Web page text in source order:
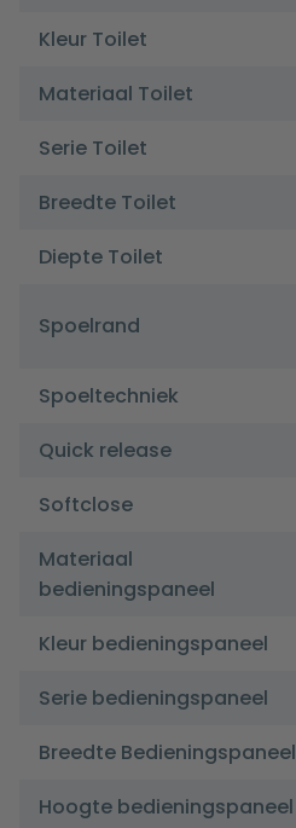
Kleur Toilet
Materiaal Toilet
Serie Toilet
Breedte Toilet
Diepte Toilet
Spoelrand
Spoeltechniek
Quick release
Softclose
Materiaal
bedieningspaneel
Kleur bedieningspaneel
Serie bedieningspaneel
Breedte Bedieningspaneel
Hoogte bedieningspaneel